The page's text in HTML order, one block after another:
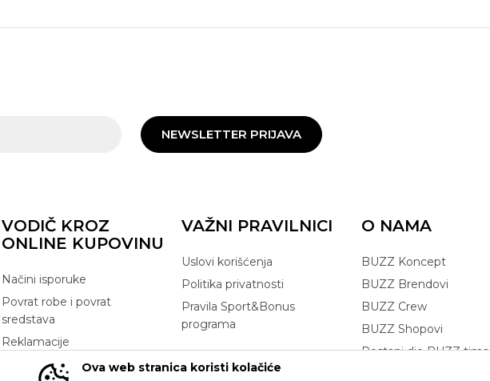
NEWSLETTER PRIJAVA
VODIČ KROZ
ONLINE KUPOVINU
Načini isporuke
Povrat robe i povrat
sredstava
Reklamacije
Zamjena artikla
VAŽNI PRAVILNICI
Uslovi korišćenja
Politika privatnosti
Pravila Sport&Bonus
programa
O NAMA
BUZZ Koncept
BUZZ Brendovi
BUZZ Crew
BUZZ Shopovi
Postani dio BUZZ tima
Ova web stranica koristi kolačiće